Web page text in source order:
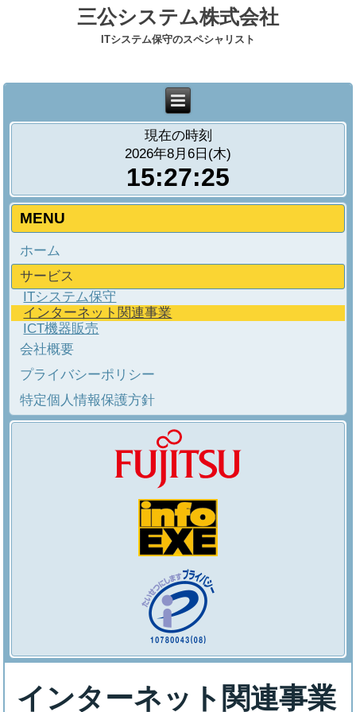
三公システム株式会社
ITシステム保守のスペシャリスト
現在の時刻
2026年8月6日(木)
15:27:26
MENU
ホーム
サービス
ITシステム保守
インターネット関連事業
ICT機器販売
会社概要
プライバシーポリシー
特定個人情報保護方針
インターネット関連事業